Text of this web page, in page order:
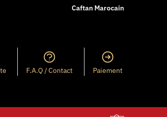
Caftan Marocain
F.A.Q / Contact Paiement